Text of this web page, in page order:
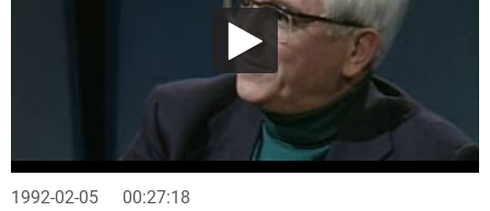
1992-02-05 00:27:18